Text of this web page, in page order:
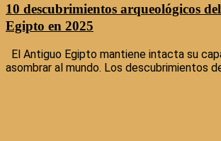
10 descubrimientos arqueológicos
Egipto en 2025
El Antiguo Egipto mantiene intacta su
asombrar al mundo. Los descubrimientos